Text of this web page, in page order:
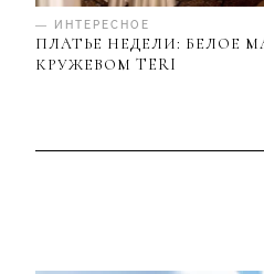
— ИНТЕРЕСНОЕ
ПЛАТЬЕ НЕДЕЛИ: БЕЛОЕ
КРУЖЕВОМ TERI